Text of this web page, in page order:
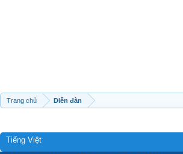
Trang chủ Diễn đàn
Tiếng Việt